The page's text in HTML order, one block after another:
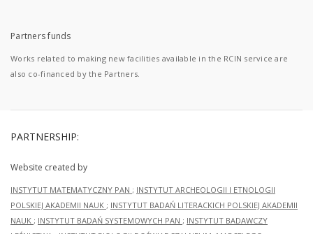
Partners funds
Works related to making new facilities available in the RCIN service are
also co-financed by the Partners.
PARTNERSHIP:
Website created by
INSTYTUT MATEMATYCZNY PAN ; INSTYTUT ARCHEOLOGII I ETNOLOGII
POLSKIEJ AKADEMII NAUK ; INSTYTUT BADAŃ LITERACKICH POLSKIEJ AKADEMII
NAUK ; INSTYTUT BADAŃ SYSTEMOWYCH PAN ; INSTYTUT BADAWCZY